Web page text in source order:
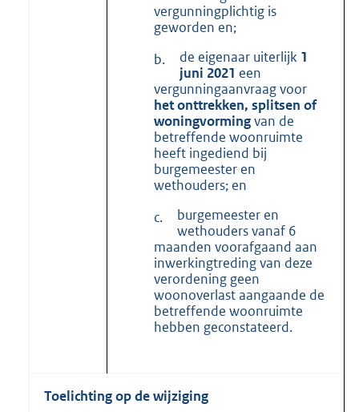
vergunningplichtig is
geworden en;
b.
de eigenaar uiterlijk 1
juni 2021 een
vergunningaanvraag voor
het onttrekken, splitsen of
woningvormingvan de
betreffende woonruimte
heeft ingediend bij
burgemeester en
wethouders; en
c.
burgemeester en
wethouders vanaf 6
maanden voorafgaand aan
inwerkingtreding van deze
verordening geen
woonoverlast aangaande de
betreffende woonruimte
hebben geconstateerd.
Toelichting op de wijziging